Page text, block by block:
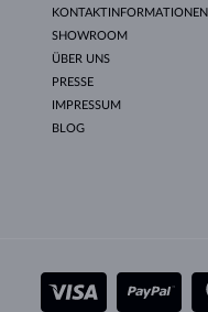
KONTAKTINFORMATIONEN
SHOWROOM
ÜBER UNS
PRESSE
IMPRESSUM
BLOG